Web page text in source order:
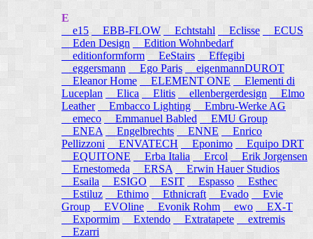
E
e15 EBB-FLOW Echtstahl Eclisse
ECUS
Eden Design
Edition Wohnbedarf
editionformform
EeStairs
Effegibi
eggersmann
Ego Paris
eigenmannDUROT
Eleanor Home
ELEMENT ONE
Elementi di
Luceplan
Elica Elitis ellenbergerdesign
Elmo
Leather
Embacco Lighting
Embru-Werke AG
emeco
Emmanuel Babled
EMU Group
ENEA
Engelbrechts ENNE
Enrico
Pellizzoni ENVATECH Eponimo
Equipo DRT
EQUITONE
Erba Italia Ercol
Erik Jorgensen
Ernestomeda
ERSA
Erwin Hauer Studios
Esaila
ESIGO ESIT Espasso
Esthec
Estiluz
Ethimo Ethnicraft Evado
Evie
Group
EVOline Evonik Rohm ewo
EX-T
Expormim
Extendo Extratapete
extremis
Ezarri